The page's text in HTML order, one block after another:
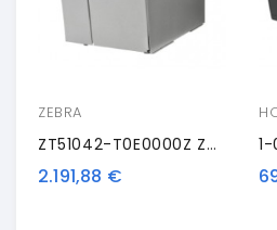
ZEBRA
ZT51042-T0E0000Z Zebra ZT510, 8 Punti /mm (203dpi), Disp., RTC, ZPL, ZPLII, USB, RS232, BT, Ethernet
2.191,88 €